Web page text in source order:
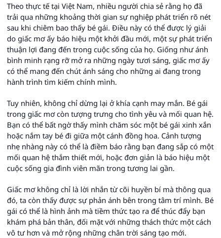
Theo thực tế tại Việt Nam, nhiều người chia sẻ rằng họ đã
trải qua những khoảng thời gian sự nghiệp phát triển rõ nét
sau khi chiêm bao thấy bé gái. Điều này có thể được lý giải
do giấc mơ ấy báo hiệu một khởi đầu mới, một sự phát triển
thuận lợi đang đến trong cuộc sống của họ. Giống như ánh
bình minh rạng rỡ mở ra những ngày tươi sáng, giấc mơ ấy
có thể mang đến chút ánh sáng cho những ai đang trong
hành trình tìm kiếm chính mình.
Tuy nhiên, không chỉ dừng lại ở khía cạnh may mắn. Bé gái
trong giấc mơ còn tượng trưng cho tình yêu và mối quan hệ.
Bạn có thể bất ngờ thấy mình chăm sóc một bé gái xinh xắn
hoặc nắm tay bé đi giữa một cánh đồng hoa. Cảnh tượng
nhẹ nhàng này có thể là điềm báo rằng bạn đang sắp có một
mối quan hệ thắm thiết mới, hoặc đơn giản là báo hiệu một
cuộc sống gia đình viên mãn trong tương lai gần.
Giấc mơ không chỉ là lời nhắn từ cõi huyền bí mà thông qua
đó, ta còn thấy được sự phản ánh bên trong tâm trí mình. Bé
gái có thể là hình ảnh mà tiềm thức tạo ra để thúc đẩy bạn
khám phá bản thân, đối mặt với những thách thức một cách
vô tư hơn và mở rộng những chân trời sáng tạo mới.